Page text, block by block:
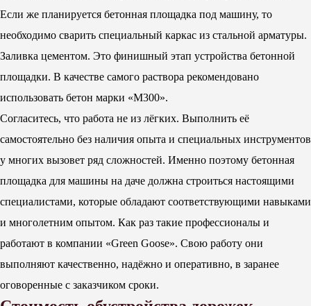
Если же планируется бетонная площадка под машину, то
необходимо сварить специальный каркас из стальной арматуры.
Заливка цементом. Это финишный этап устройства бетонной
площадки. В качестве самого раствора рекомендовано
использовать бетон марки «М300».
Согласитесь, что работа не из лёгких. Выполнить её
самостоятельно без наличия опыта и специальных инструментов
у многих вызовет ряд сложностей. Именно поэтому бетонная
площадка для машины на даче должна строиться настоящими
специалистами, которые обладают соответствующими навыками
и многолетним опытом. Как раз такие профессионалы и
работают в компании «Green Goose». Свою работу они
выполняют качественно, надёжно и оперативно, в заранее
оговоренные с заказчиком сроки.